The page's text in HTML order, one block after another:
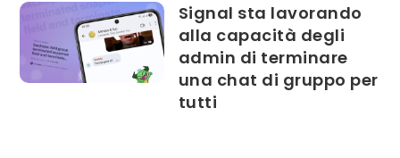
Signal sta lavorando
alla capacità degli
admin di terminare
una chat di gruppo per
tutti